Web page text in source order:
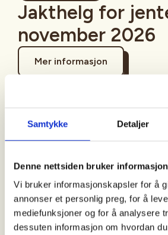
Samtykke Detaljer
Denne nettsiden bruker
Vi bruker informasjonskapsler for å
annonser et personlig preg, for å
mediefunksjoner og for å analysere
dessuten informasjon om hvordan
Jakthelg for
november 2026
Mer informasjon
Tid
07. Nov 2026 - 08. Nov